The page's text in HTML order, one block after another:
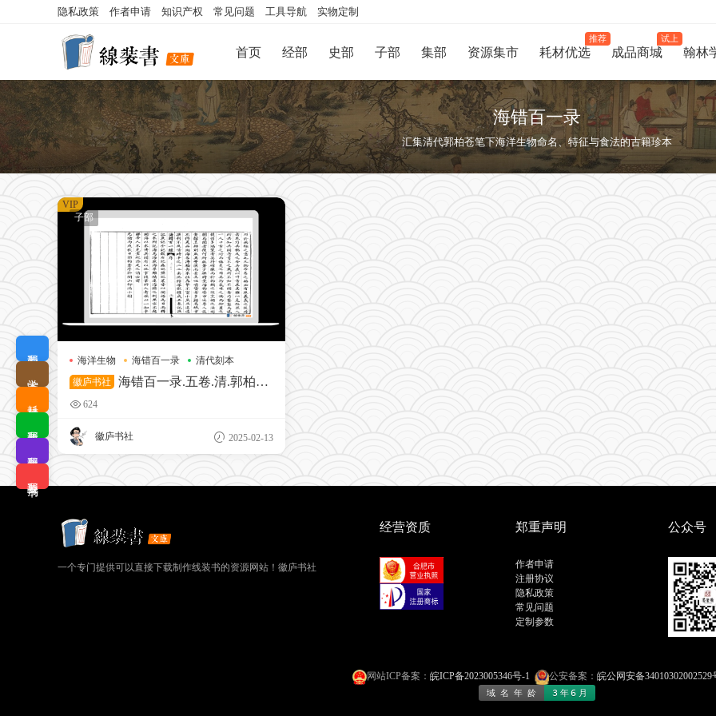
首页 经部 史部 子部 集部 资源集市 耗材优选
推荐
成品商城
试上
翰林
隐私政策 作者申请 知识产权 常见问题 工具导航 实物定制
海错百一录
汇集清代郭柏苍笔下海洋生物命名、特征与食法的古籍珍本
子部
海洋生物 海错百一录
清代刻本
徽庐书社
海错百一录.五卷.清.郭柏苍
撰.清光绪十二年写刻刊本（天津图
624
徽庐书社 2025-02-13
VIP
一个专门提供可以直接下载制作线装书的资源网站！徽庐书社
经营资质 郑重声明
作者申请
注册协议
隐私政策
常见问题
定制参数
公众号
网站ICP备案： 皖ICP备2023005346号-1 公安备案： 皖公网安备34010302002529